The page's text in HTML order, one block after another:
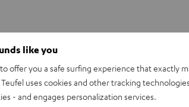
like you
offer you a safe surfing experience that exactly
uses cookies and other tracking
- and engages personalization services.